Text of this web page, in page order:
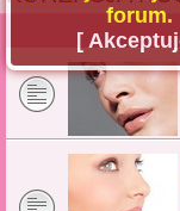
Kontakt
forum.
[